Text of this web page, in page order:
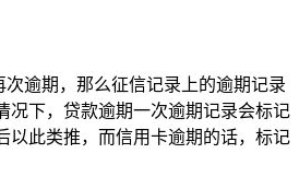
逾期，那么征信记录上的逾期记录
况下，贷款逾期一次逾期记录会标记
以此类推，而信用卡逾期的话，标记